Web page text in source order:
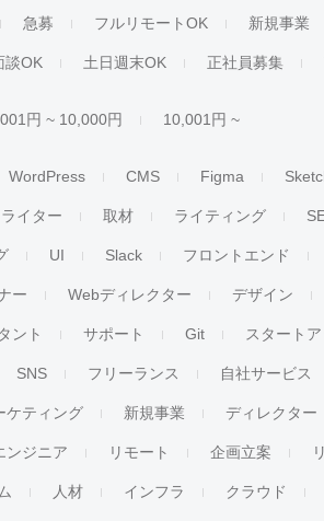
急募 フルリモートOK 新規事業
談OK 土日週末OK 正社員募集
円 ~ 10,000円 10,001円 ~
WordPress CMS Figma
ライター 取材 ライティング
UI Slack フロントエンド
ー Webディレクター デザイン
ント サポート Git スタート
SNS フリーランス 自社サービス
ケティング 新規事業 ディレクター
ンジニア リモート 企画立案
人材 インフラ クラウド